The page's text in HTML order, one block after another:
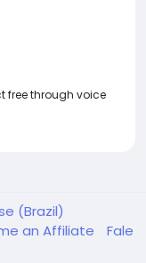
free through voice
(Brazil)
an Affiliate
Fale